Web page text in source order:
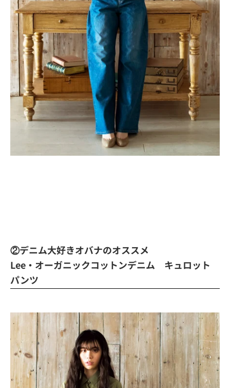
②デニム大好きオバナのオススメ
Lee・オーガニックコットンデニム キュロット
パンツ